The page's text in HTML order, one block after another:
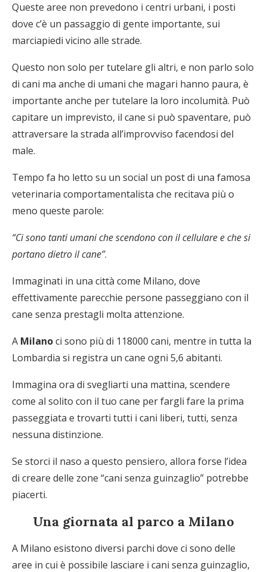
Queste aree non prevedono i centri urbani, i posti
dove c’è un passaggio di gente importante, sui
marciapiedi vicino alle strade.
Questo non solo per tutelare gli altri, e non parlo solo
di cani ma anche di umani che magari hanno paura, è
importante anche per tutelare la loro incolumità. Può
capitare un imprevisto, il cane si può spaventare, può
attraversare la strada all’improvviso facendosi del
male.
Tempo fa ho letto su un social un post di una famosa
veterinaria comportamentalista che recitava più o
meno queste parole:
“Ci sono tanti umani che scendono con il cellulare e che si
portano dietro il cane”.
Immaginati in una città come Milano, dove
effettivamente parecchie persone passeggiano con il
cane senza prestagli molta attenzione.
A Milanoci sono più di 118000 cani, mentre in tutta la
Lombardia si registra un cane ogni 5,6 abitanti.
Immagina ora di svegliarti una mattina, scendere
come al solito con il tuo cane per fargli fare la prima
passeggiata e trovarti tutti i cani liberi, tutti, senza
nessuna distinzione.
Se storci il naso a questo pensiero, allora forse l’idea
di creare delle zone “cani senza guinzaglio” potrebbe
piacerti.
Una giornata al parco a Milano
A Milano esistono diversi parchi dove ci sono delle
aree in cui è possibile lasciare i cani senza guinzaglio,